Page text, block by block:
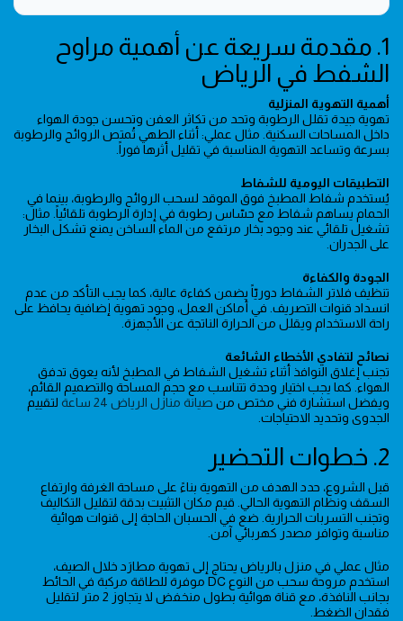
1. مقدمة سريعة عن أهمية مراوح
الشفط في الرياض
أهمية التهوية المنزلية
تهوية جيدة تقلل الرطوبة وتحد من تكاثر العفن وتحسن جودة الهواء
داخل المساحات السكنية. مثال عملي: أثناء الطهي تُمتص الروائح والرطوبة
بسرعة وتساعد التهوية المناسبة في تقليل أثرها فوراً.
التطبيقات اليومية للشفاط
يُستخدم شفاط المطبخ فوق الموقد لسحب الروائح والرطوبة، بينما في
الحمام يساهم شفاط مع حسّاس رطوبة في إدارة الرطوبة تلقائياً. مثال:
تشغيل تلقائي عند وجود بخار مرتفع من الماء الساخن يمنع تشكل البخار
على الجدران.
الجودة والكفاءة
تنظيف فلاتر الشفاط دوريّاً يضمن كفاءة عالية، كما يجب التأكد من عدم
انسداد قنوات التصريف. في أماكن العمل، وجود تهوية إضافية يحافظ على
راحة الاستخدام ويقلل من الحرارة الناتجة عن الأجهزة.
نصائح لتفادي الأخطاء الشائعة
تجنب إغلاق النوافذ أثناء تشغيل الشفاط في المطبخ لأنه يعوق تدفق
الهواء. كما يجب اختيار وحدة تتناسب مع حجم المساحة والتصميم القائم،
ويفضل استشارة فني مختص من صيانة منازل الرياض 24 ساعة
لتقييم
الجدوى وتحديد الاحتياجات.
2. خطوات التحضير
قبل الشروع، حدد الهدف من التهوية بناءً على مساحة الغرفة وارتفاع
السقف ونظام التهوية الحالي. قيم مكان التثبيت بدقة لتقليل التكاليف
وتجنب التسربات الحرارية. ضع في الحسبان الحاجة إلى قنوات هوائية
مناسبة وتوافر مصدر كهربائي آمن.
مثال عملي في منزل بالرياض يحتاج إلى تهوية مطارَد خلال الصيف،
استخدم مروحة سحب من النوع DC موفرة للطاقة مركبة في الحائط
بجانب النافذة، مع قناة هوائية بطول منخفض لا يتجاوز 2 متر لتقليل
فقدان الضغط.